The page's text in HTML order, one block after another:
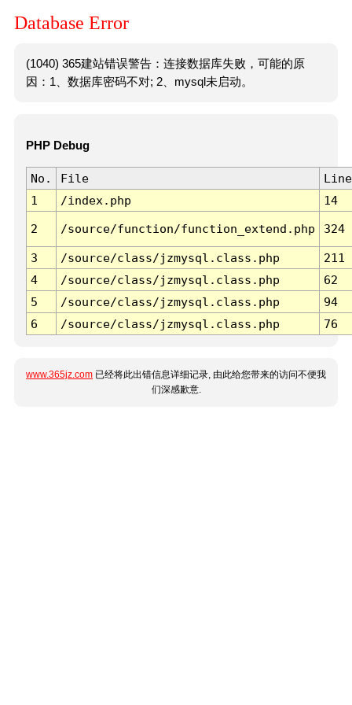
Database Error
(1040) 365建站错误警告：连接数据库失败，可能的原
因：1、数据库密码不对; 2、mysql未启动。
PHP Debug
No. File
Line
1
/index.php 14
2 /source/function/function_extend.php 324
3 /source/class/jzmysql.class.php
211
4
/source/class/jzmysql.class.php
62
5
/source/class/jzmysql.class.php
94
6
/source/class/jzmysql.class.php 76
www.365jz.com 已经将此出错信息详细记录, 由此给您带来的访问不便我
们深感歉意.